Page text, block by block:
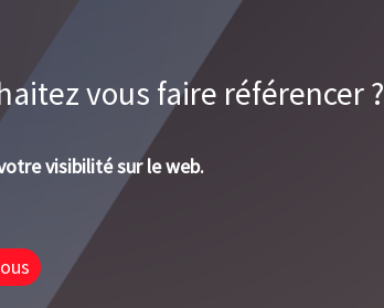
vous faire référencer ?
visibilité sur le web.